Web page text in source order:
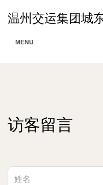
温州交运集团城
MENU
访客留言